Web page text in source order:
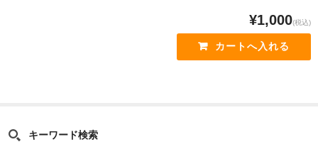
¥1,000(税込)
キーワード検索